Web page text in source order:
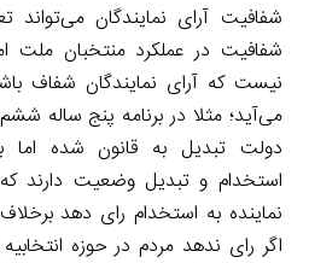
شفافیت آرای نمایندگان می‌تواند
شفافیت در عملکرد منتخبان ملت
نیست که آرای نمایندگان شفاف
می‌آید؛ مثلا در برنامه پنج ساله
دولت تبدیل به قانون شده اما
استخدام و تبدیل وضعیت دارند
نماینده به استخدام رای دهد
اگر رای ندهد مردم در حوزه